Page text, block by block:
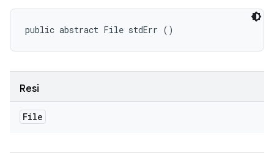
public abstract File stdErr ()
Resi
File